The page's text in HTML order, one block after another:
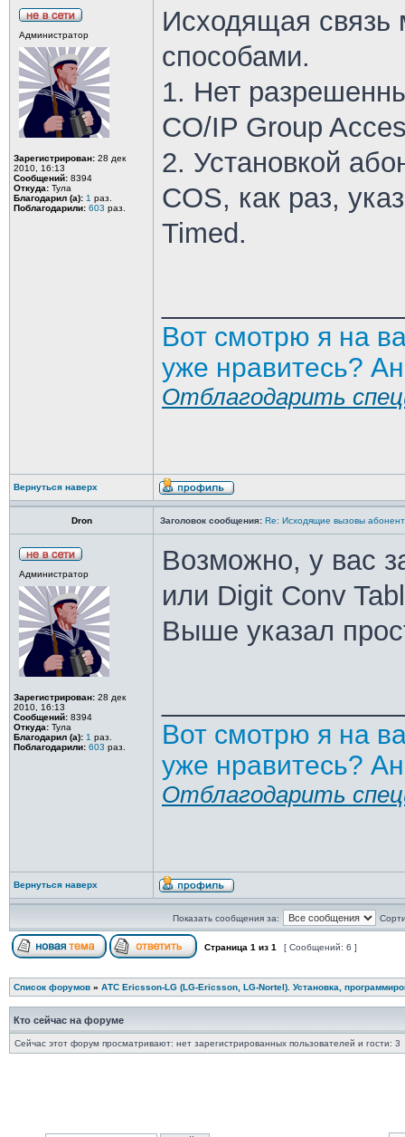
Администратор
Зарегистрирован: 28 дек
2010, 16:13
Сообщений: 8394
Откуда: Тула
Благодарил (а): 1 раз.
Поблагодарили: 603 раз.
Исходящая связь
способами.
1. Нет
CO/IP Group
2. Установкой
COS, как раз,
Timed.
Вот смотрю я на
уже нравитесь?
Отблагодарить
Вернуться наверх
Dron Заголовок сообщения: Re: Исходящие вызовы
Администратор
Зарегистрирован: 28 дек
2010, 16:13
Сообщений: 8394
Откуда: Тула
Благодарил (а): 1 раз.
Поблагодарили: 603 раз.
Возможно, у вас
или Digit Conv
Выше указал
Вот смотрю я на
уже нравитесь?
Отблагодарить
Вернуться наверх
Показать сообщения за:
Страница 1 из 1 [ Сообщений: 6 ]
Список форумов » АТС Ericsson-LG (LG-Ericsson, LG-Nortel). Установка,
Кто сейчас на форуме
Сейчас этот форум просматривают: нет зарегистрированных пользователей и гости: 3